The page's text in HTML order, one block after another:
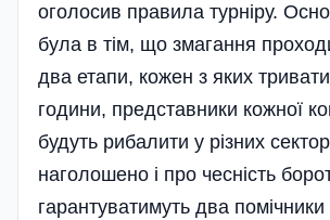
оголосив правила турніру.
була в тім, що змагання
два етапи, кожен з яких
години, представники кожної
будуть рибалити у різних
наголошено і про чесність
гарантуватимуть два